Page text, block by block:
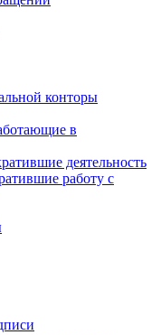
конторы
в
деятельность
работу с